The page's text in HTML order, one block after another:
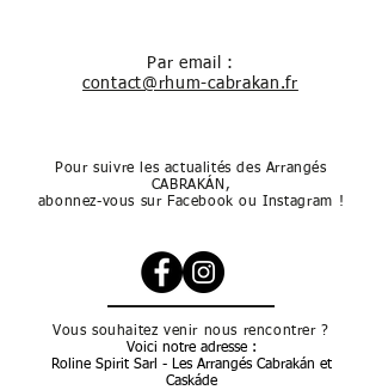
Par email :
contact@rhum-cabrakan.fr
Pour suivre les actualités des Arrangés
CABRAKÁN,
abonnez-vous sur Facebook ouInstagram !
Vous souhaitez venir nous rencontrer ?
Voici notre adresse :
Roline Spirit Sarl - Les Arrangés Cabrakán et
Caskáde